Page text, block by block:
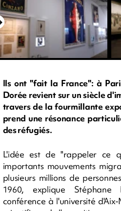
Ils ont "fait la France": à
Dorée revient sur un siècle
travers de la fourmillante
prend une résonance
des réfugiés.
L'idée est de "rappeler ce
importants mouvements
plusieurs millions de
1960, explique
conférence à l'université